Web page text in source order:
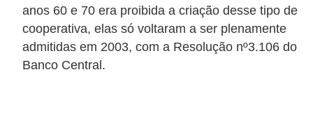
anos 60 e 70 era proibida a criação desse tipo de
cooperativa, elas só voltaram a ser plenamente
admitidas em 2003, com a Resolução nº3.106 do
Banco Central.
o
d
e
r